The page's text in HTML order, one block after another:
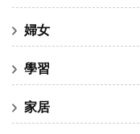
婦女
學習
家居